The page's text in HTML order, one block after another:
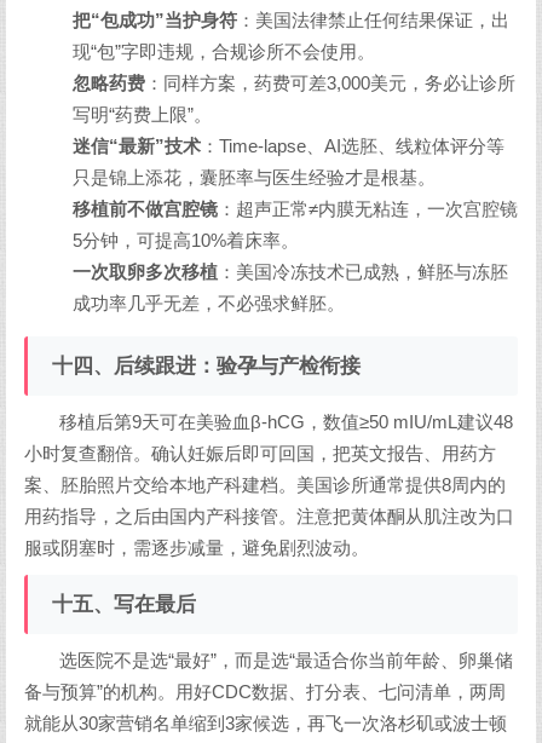
把“包成功”当护身符 ：美国法律禁止任何结果保证，出
现“包”字即违规，合规诊所不会使用。
忽略药费 ：同样方案，药费可差3,000美元，务必让诊所
写明“药费上限”。
迷信“最新”技术 ：Time-lapse、AI选胚、线粒体评分等
只是锦上添花，囊胚率与医生经验才是根基。
移植前不做宫腔镜 ：超声正常≠内膜无粘连，一次宫腔镜
5分钟，可提高10%着床率。
一次取卵多次移植 ：美国冷冻技术已成熟，鲜胚与冻胚
成功率几乎无差，不必强求鲜胚。
十四、后续跟进：验孕与产检衔接
移植后第9天可在美验血β-hCG，数值≥50 mIU/mL建议48
小时复查翻倍。确认妊娠后即可回国，把英文报告、用药方
案、胚胎照片交给本地产科建档。美国诊所通常提供8周内的
用药指导，之后由国内产科接管。注意把黄体酮从肌注改为口
服或阴塞时，需逐步减量，避免剧烈波动。
十五、写在最后
选医院不是选“最好”，而是选“最适合你当前年龄、卵巢储
备与预算”的机构。用好CDC数据、打分表、七问清单，两周
就能从30家营销名单缩到3家候选，再飞一次洛杉矶或波士顿